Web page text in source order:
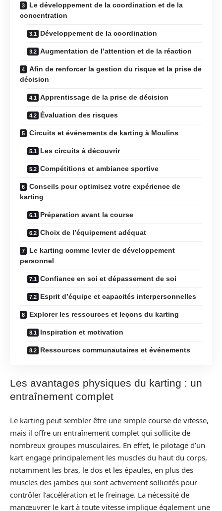
Le développement de la coordination et de la
concentration
Développement de la coordination
Augmentation de l’attention et de la réaction
Afin de renforcer la gestion du risque et la prise de
décision
Apprentissage de la prise de décision
Évaluation des risques
Circuits et événements de karting à Moulins
Les circuits à découvrir
Compétitions et ambiance sportive
Conseils pour optimisez votre expérience de
karting
Préparation avant la course
Choix de l’équipement adéquat
Le karting comme levier de développement
personnel
Confiance en soi et dépassement de soi
Esprit d’équipe et capacités interpersonnelles
Explorer les ressources et leçons du karting
Inspiration et motivation
Ressources communautaires et événements
Les avantages physiques du karting : un
entraînement complet
Le karting peut sembler être une simple course de vitesse,
mais il offre un entraînement complet qui sollicite de
nombreux groupes musculaires. En effet, le pilotage d’un
kart engage principalement les muscles du haut du corps,
notamment les bras, le dos et les épaules, en plus des
muscles des jambes qui sont activement sollicités pour
contrôler l’accélération et le freinage. La nécessité de
manœuvrer le kart à toute vitesse implique également une